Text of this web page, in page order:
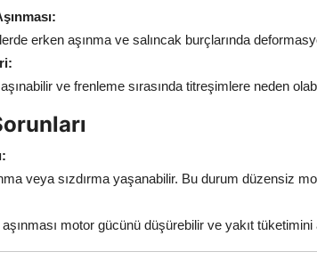
erken aşınma ve salıncak burçlarında
ve frenleme sırasında titreşimlere neden
veya sızdırma yaşanabilir. Bu durum düzensiz
aşınması motor gücünü düşürebilir ve yakıt tüketimini